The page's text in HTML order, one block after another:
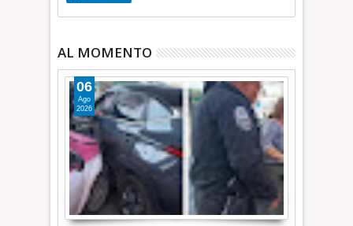
AL MOMENTO
06
Ago
2026